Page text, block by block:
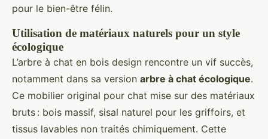
pour le bien-être félin.
Utilisation de matériaux naturels pour un style
écologique
L’arbre à chat en bois design rencontre un vif succès,
notamment dans sa version arbre à chat écologique.
Ce mobilier original pour chat mise sur des matériaux
bruts : bois massif, sisal naturel pour les griffoirs, et
tissus lavables non traités chimiquement. Cette